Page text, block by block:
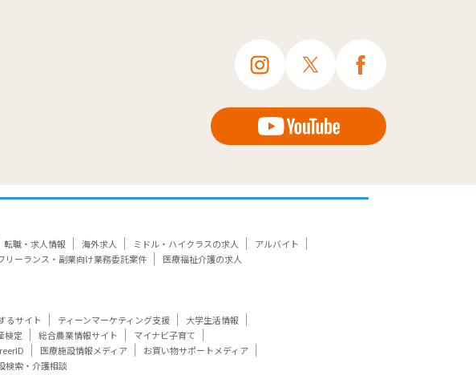
転職・求人情報 海外求人 ミドル・ハイクラスの求人
アルバイト
リーランス・副業向け業務委託案件 医療福祉介護の求人
るサイト ティーンマーケティング支援
大学生活情報
検定 総合農業情報サイト
マイナビ子育て
医療施設情報メディア
お買い物サポートメディア
検索・介護相談